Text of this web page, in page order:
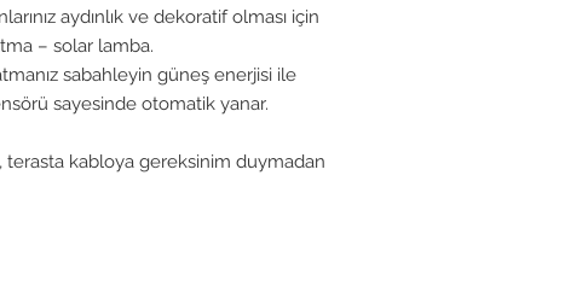
aydınlık ve dekoratif olması için
– solar lamba.
sabahleyin güneş enerjisi ile
sayesinde otomatik yanar.
kabloya gereksinim duymadan